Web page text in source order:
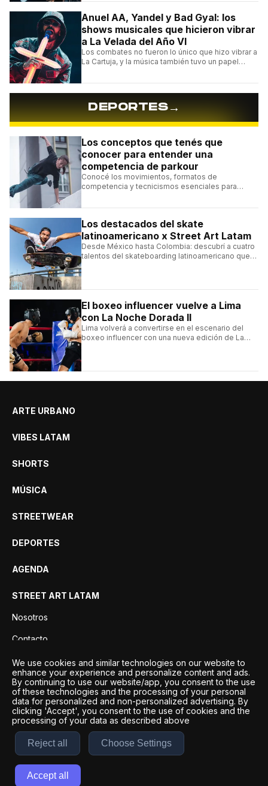
Anuel AA, Yandel y Bad Gyal: los
shows musicales que hicieron vibrar
a La Velada del Año VI
Los combates no fueron lo único que hizo vibrar a
La Cartuja, y la música también tuvo un papel
DEPORTES→
Los conceptos que tenés que
conocer para entender una
competencia de parkour
Conocé los movimientos, formatos de
competencia y tecnicismos esenciales para
Los destacados del skate
latinoamericano x Street Art Latam
Desde México hasta Colombia: descubrí a cuatro
talentos del skateboarding latinoamericano que
El boxeo influencer vuelve a Lima
con La Noche Dorada II
Lima volverá a convertirse en el escenario del
boxeo influencer con una nueva edición de La
ARTE URBANO
VIBES LATAM
SHORTS
MÚSICA
STREETWEAR
DEPORTES
AGENDA
STREET ART LATAM
Nosotros
Contacto
Privacidad
Desarrollo por
Términos y condiciones
We use cookies and similar technologies on our website to
enhance your experience and personalize content and ads.
By continuing to use our website/app, you consent to the use
of these technologies and the processing of your personal
data for personalized and non-personalized advertising. By
clicking 'Accept', you consent to the use of cookies and the
processing of your data as described above
Reject all Choose Settings
Accept all